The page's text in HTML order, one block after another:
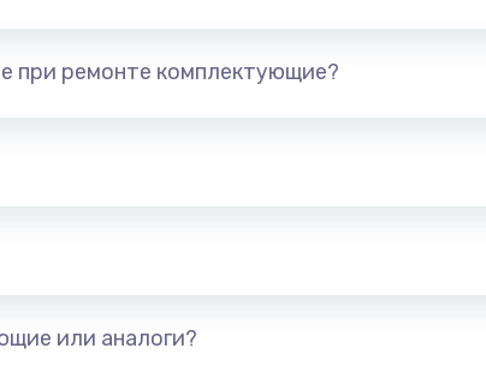
при ремонте комплектующие?
или аналоги?